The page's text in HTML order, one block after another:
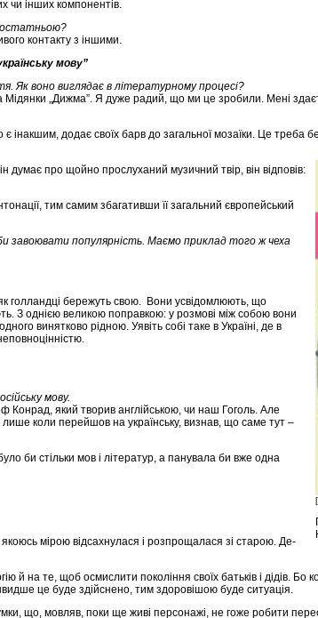
чи інших компонентів.
контакту з іншими.
мову”
Як воно виглядає в літературному процесі?
„Дижма”. Я дуже радий, що ми це зробили. Мені
є інакшим, додає своїх барв до загальної мозаїки. Це
про щойно прослуханий музичний твір, він відповів:
тим самим збагативши її загальний європейський
завоювати популярність. Маємо приклад того ж чеха
голландці бережуть свою. Вони усвідомлюють, що
З однією великою поправкою: у розмові між собою вони
винятково рідною. Уявіть собі таке в Україні, де в
мову.
який творив англійською, чи наш Гоголь. Але
коли перейшов на українську, визнав, що саме тут –
би стільки мов і літератур, а панувала би вже одна
мірою відсахнулася і розпрощалася зі старою. Де-
й на те, щоб осмислити покоління своїх батьків і дідів.
це буде здійснено, тим здоровішою буде ситуація.
що, мовляв, поки ще живі персонажі, не гоже робити